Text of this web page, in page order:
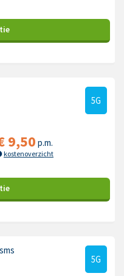
5G
9,50 p.m.
kostenoverzicht
5G